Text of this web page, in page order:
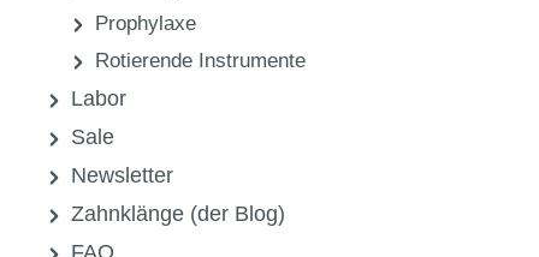
Prophylaxe
Rotierende Instrumente
Labor
Sale
Newsletter
Zahnklänge (der Blog)